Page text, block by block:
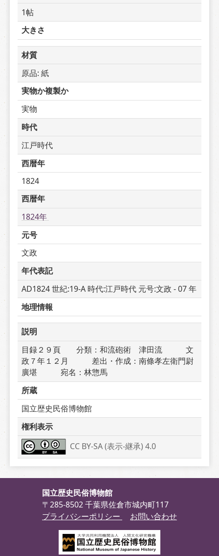
1帖
大きさ
材質
原品: 紙
実物か複製か
実物
時代
江戸時代
西暦年
1824
西暦年
1824年
元号
文政
年代表記
AD1824 世紀:19-A 時代:江戸時代 元号:文政 - 07 年
地理情報
説明
目録２９頁　　分類：和流砲術　津田流　　　文
政７年１２月　　　差出・作成：南條孝左衛門尉
廣堪　　　宛名：林惣馬
所蔵
国立歴史民俗博物館
権利表示
CC BY-SA (表示-継承) 4.0
国立歴史民俗博物館
〒285-8502 千葉県佐倉市城内町117
プライバシーポリシー
お問い合わせ